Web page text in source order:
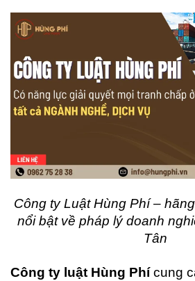
Công ty Luật Hùng Phí –
nổi bật về pháp lý doanh
Tân
Công ty luật Hùng Phícung